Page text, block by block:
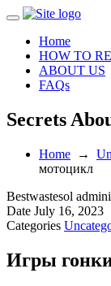
Toggle
navigationHome
HOW TO
ABOUT US
FAQs
Secrets
Home →
мотоцикл
Bestwastesol
Date July 16, 2023
Categories
Игры